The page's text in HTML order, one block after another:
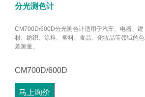
分光测色计
CM700D/600D分光测色计适用于汽车、电器、建
材、纺织、涂料、塑料、食品、化妆品等领域的色
差测量。
CM700D/600D
马上询价